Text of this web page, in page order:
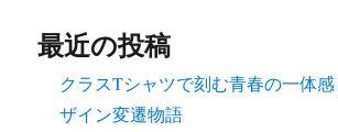
最近の投稿
クラスTシャツで刻む青春の一体
ザイン変遷物語